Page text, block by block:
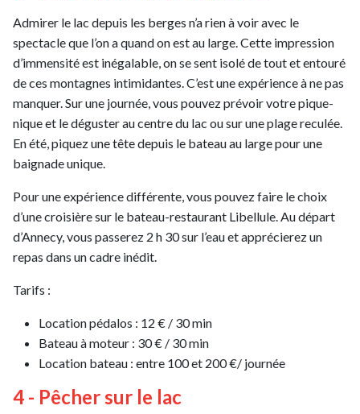
Admirer le lac depuis les berges n’a rien à voir avec le
spectacle que l’on a quand on est au large. Cette impression
d’immensité est inégalable, on se sent isolé de tout et entouré
de ces montagnes intimidantes. C’est une expérience à ne pas
manquer. Sur une journée, vous pouvez prévoir votre pique-
nique et le déguster au centre du lac ou sur une plage reculée.
En été, piquez une tête depuis le bateau au large pour une
baignade unique.
Pour une expérience différente, vous pouvez faire le choix
d’une croisière sur le bateau-restaurant Libellule. Au départ
d’Annecy, vous passerez 2 h 30 sur l’eau et apprécierez un
repas dans un cadre inédit.
Tarifs :
Location pédalos : 12 € / 30 min
Bateau à moteur : 30 € / 30 min
Location bateau : entre 100 et 200 €/ journée
4 - Pêcher sur le lac